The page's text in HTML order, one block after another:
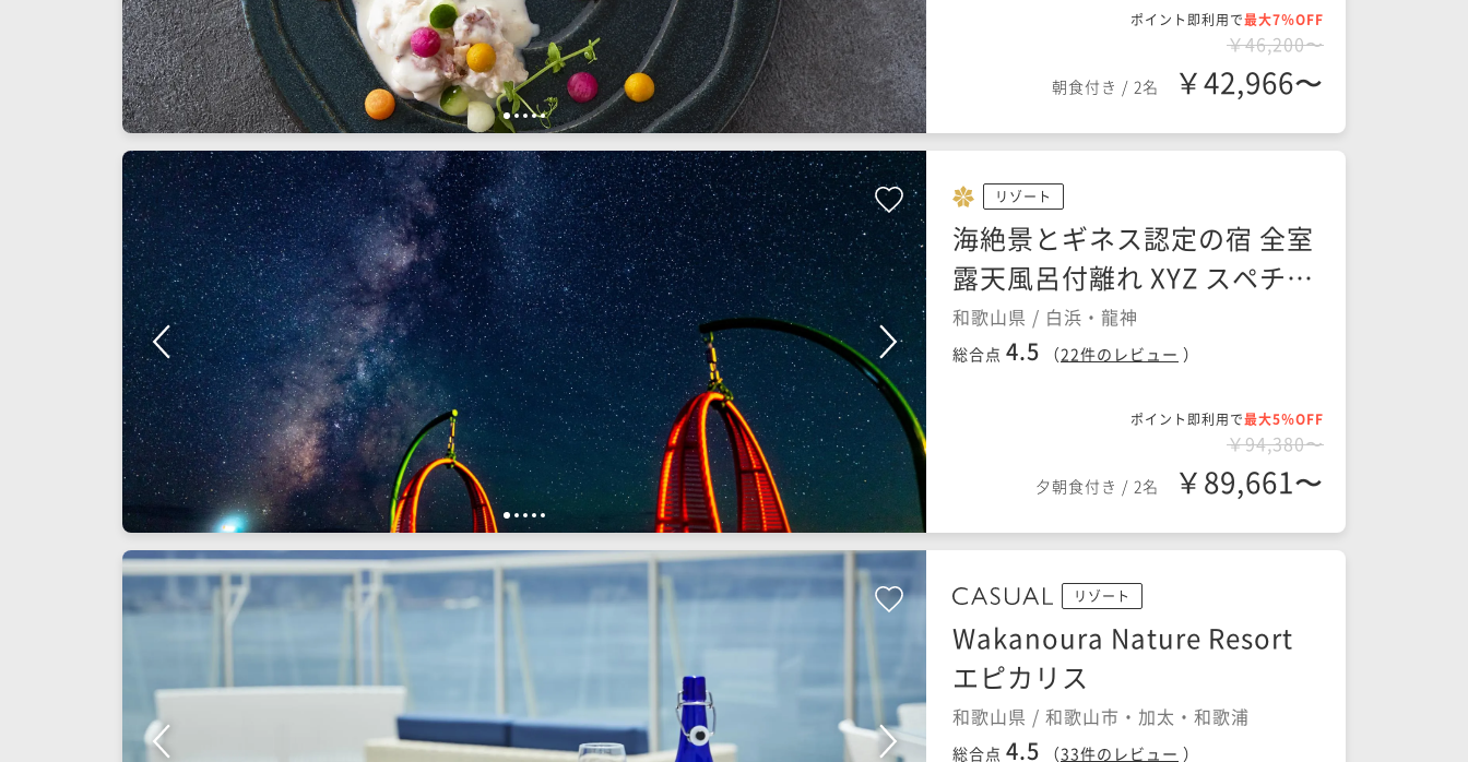
1 2345
ポイント即利用で最大7％OFF
￥46,200〜
朝食付き / 2名 ￥42,966〜
1 2 3 4 5
リゾート
海絶景とギネス認定の宿 全室
露天風呂付離れ XYZ スペチア
ーレ
和歌山県 / 白浜・龍神
総合点 4.5 （22件のレビュー ）
ポイント即利用で最大5％OFF
￥94,380〜
夕朝食付き / 2名 ￥89,661〜
リゾート
Wakanoura Nature Resort
エピカリス
和歌山県 / 和歌山市・加太・和歌浦
総合点 4.5 （33件のレビュー ）